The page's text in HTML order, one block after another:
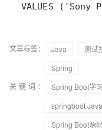
文章标签： Java 测试
Spring
关键词：
Spring Boot学
springboot
Spring Boot源